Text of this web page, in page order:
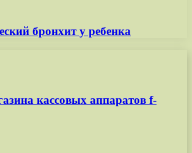
бронхит у ребенка
кассовых аппаратов f-